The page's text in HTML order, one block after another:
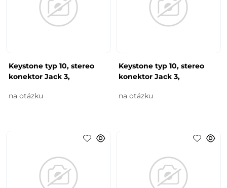
Keystone typ 10, stereo
konektor Jack 3,
na otázku
Keystone typ 10, stereo
konektor Jack 3,
na otázku